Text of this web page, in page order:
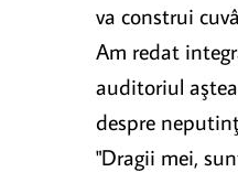
va construi
Am redat
auditoriul
despre
"Dragii mei,